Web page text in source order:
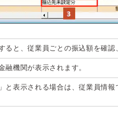
ると、従業員ごとの振込額を確認
融機関が表示されます。
と表示される場合は、従業員情